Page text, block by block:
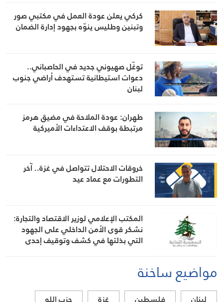
كركي يعلن عودة العمل في مكتبي صور
وتبنين وطليس ينوّه بجهود إدارة الضمان
توغّل صهيوني جديد في الحاصباني..
دعوات استيطانية تستهدف أراضي جنوب
لبنان
طهران: عودة الملاحة في مضيق هرمز
مرتبطة بوقف الاعتداءات الأميركية
خروقات الاحتلال تتواصل في غزة.. آخر
التطورات مع عماد عيد
المكتب الإعلامي لوزير الاقتصاد والتجارة:
نشكر قوى الأمن الداخلي على الجهود
التي بذلتها في كشف وتوقيف إحدى
مواضيع ساخنة
لبنان فلسطين غزة
حزب الله